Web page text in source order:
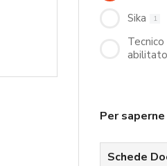
Sika 1
abilitato
Per
Schede